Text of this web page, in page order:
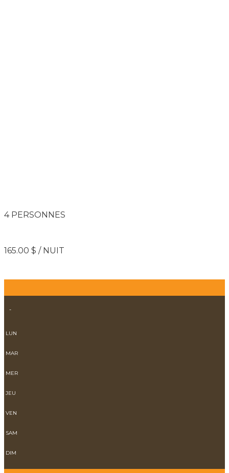
4 PERSONNES
165.00 $ / NUIT
-
LUN
MAR
MER
JEU
VEN
SAM
DIM